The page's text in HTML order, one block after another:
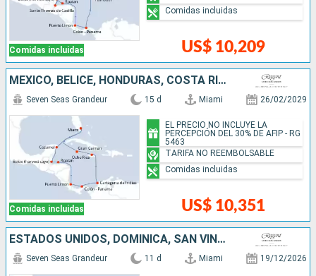
Comidas incluidas US$ 10,209
Comidas incluidas
MÉXICO, BELICE, HONDURAS, COSTA RICA, PANAMÁ, COLOMBIA, JAMAICA, ISLAS CAIMÁN, ESTADOS UNIDOS
Comidas incluidas
Seven Seas Grandeur 15 d Miami 26/02/2029
US$ 10,351
EL PRECIO NO INCLUYE LA
PERCEPCIÓN DEL 30% DE AFIP - RG
5463
TARIFA NO REEMBOLSABLE
Comidas incluidas
ESTADOS UNIDOS, DOMINICA, SAN VINCENT Y LAS GRANADINAS
Seven Seas Grandeur 11 d Miami 19/12/2026